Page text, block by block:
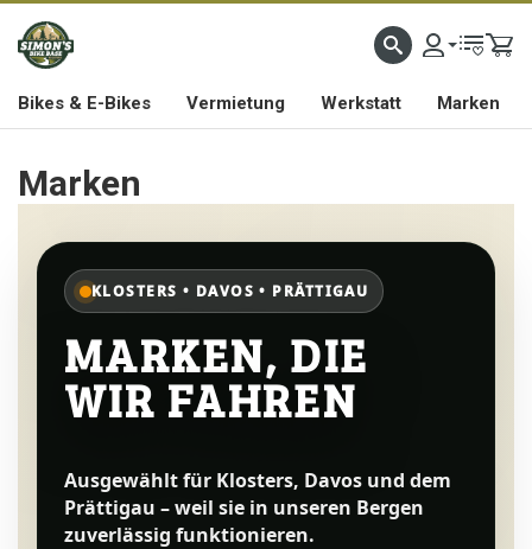
Bikes & E-Bikes Vermietung Werkstatt Marken
Marken
KLOSTERS • DAVOS • PRÄTTIGAU
MARKEN, DIE
WIR FAHREN
Ausgewählt für Klosters, Davos und dem
Prättigau – weil sie in unseren Bergen
zuverlässig funktionieren.